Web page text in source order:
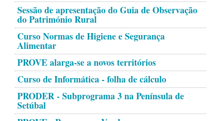
Sessão de apresentação do Guia de Observação
do Património Rural
Curso Normas de Higiene e Segurança
Alimentar
PROVE alarga-se a novos territórios
Curso de Informática - folha de cálculo
PRODER - Subprograma 3 na Península de
Setúbal